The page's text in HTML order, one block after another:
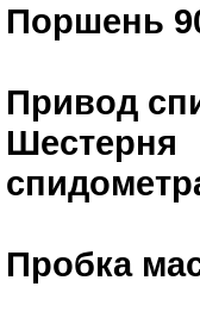
Поршень
Привод
Шестерня
Пробка